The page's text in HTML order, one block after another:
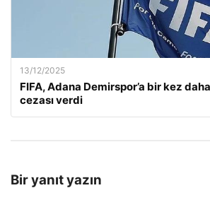
13/12/2025
FIFA, Adana Demirspor’a bir kez
cezası verdi
Bir yanıt yazın